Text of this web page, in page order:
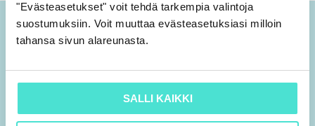
"Evästeasetukset" voit tehdä tarkempia valintoja
suostumuksiin. Voit muuttaa evästeasetuksiasi milloin
tahansa sivun alareunasta.
SALLI KAIKKI